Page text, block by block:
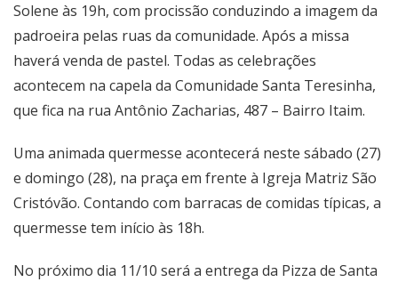
Solene às 19h, com procissão conduzindo a imagem da
padroeira pelas ruas da comunidade. Após a missa
haverá venda de pastel. Todas as celebrações
acontecem na capela da Comunidade Santa Teresinha,
que fica na rua Antônio Zacharias, 487 – Bairro Itaim.
Uma animada quermesse acontecerá neste sábado (27)
e domingo (28), na praça em frente à Igreja Matriz São
Cristóvão. Contando com barracas de comidas típicas, a
quermesse tem início às 18h.
No próximo dia 11/10 será a entrega da Pizza de Santa